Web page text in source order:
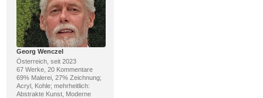
Georg Wenczel
Österreich, seit 2023
67 Werke, 20 Kommentare
69% Malerei, 27% Zeichnung;
Acryl, Kohle; mehrheitlich:
Abstrakte Kunst, Moderne